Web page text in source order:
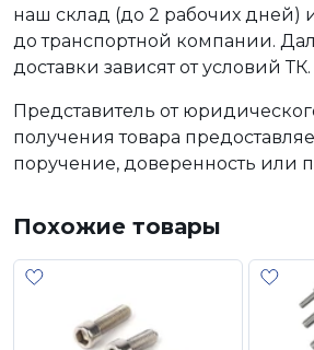
наш склад (до 2 рабочих дней)
до транспортной компании.
доставки зависят от условий ТК.
Представитель от
получения товара
поручение, доверенность или
Похожие товары